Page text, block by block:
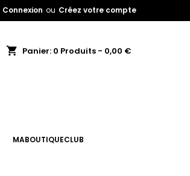
Connexion ou Créez votre compte
shopping_cart Panier: 0 Produits - 0,00 €
MABOUTIQUECLUB